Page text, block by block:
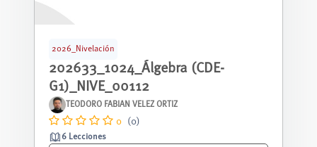
2026_Nivelación
202633_1024_Álgebra (CDE-
G1)_NIVE_00112
TEODORO FABIAN VELEZ ORTIZ
0 (0)
6 Lecciones